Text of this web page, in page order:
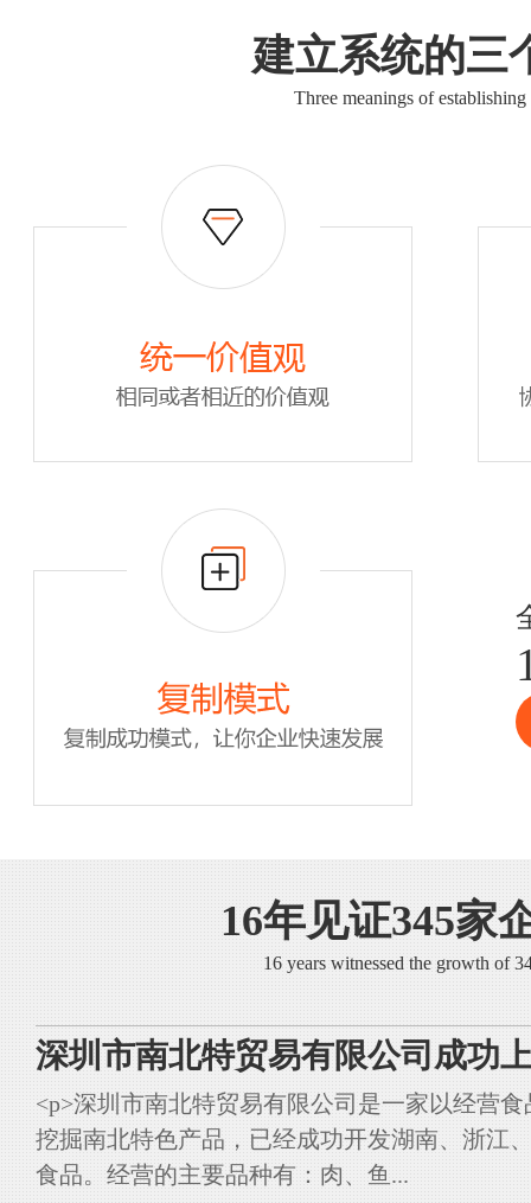
建立系统的三
Three meanings of establishing
16年见证345家
16 years witnessed the growth of
深圳市南北特贸易有限公司成功
<p>深圳市南北特贸易有限公司是一家以经营
挖掘南北特色产品，已经成功开发湖南、浙江
食品。经营的主要品种有：肉、鱼...